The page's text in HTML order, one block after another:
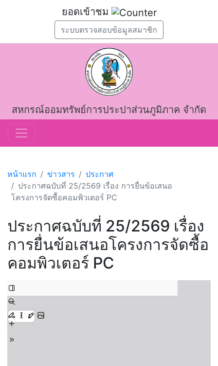
ยอดเข้าชม
ระบบตรวจสอบข้อมูลสมาชิก
สหกรณ์ออมทรัพย์การประปาส่วนภูมิภาค จำกัด
หน้าแรก ข่าวสาร
ประกาศ
ประกาศฉบับที่ 25/2569 เรื่อง การยื่นข้อเสนอ
โครงการจัดซื้อคอมพิวเตอร์ PC
ประกาศฉบับที่ 25/2569 เรื่อง
การยื่นข้อเสนอโครงการจัดซื้อ
คอมพิวเตอร์ PC